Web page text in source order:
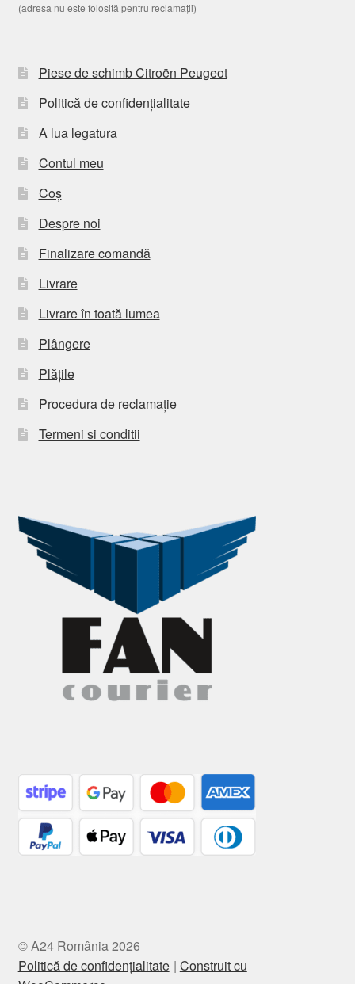
(adresa nu este folosită pentru reclamații)
Piese de schimb Citroën Peugeot
Politică de confidențialitate
A lua legatura
Contul meu
Coș
Despre noi
Finalizare comandă
Livrare
Livrare în toată lumea
Plângere
Plățile
Procedura de reclamație
Termeni si conditii
© A24 România 2026
Politică de confidențialitate Construit cu